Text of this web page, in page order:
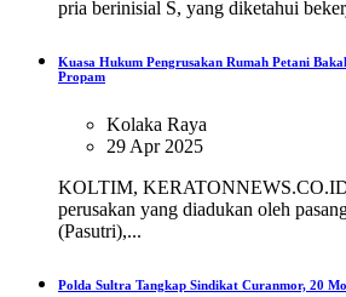
pria berinisial S, yang diketahui
Kuasa Hukum Pengrusakan Rumah Petani
Propam
Kolaka Raya
29 Apr 2025
KOLTIM,
perusakan yang diadukan oleh
(Pasutri),...
Polda Sultra Tangkap Sindikat Curanmor, 20